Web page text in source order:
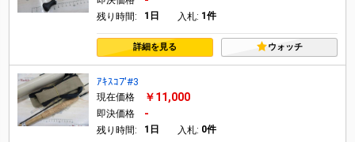
残り時間: 1日 入札: 1件
詳細を見る ウォッチ
ｱｷｽｺ7'#3
現在価格 ￥11,000
即決価格 -
残り時間: 1日 入札: 0件